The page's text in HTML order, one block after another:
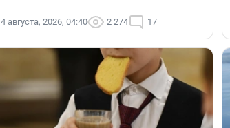
4 августа, 2026, 04:40 2 274 17